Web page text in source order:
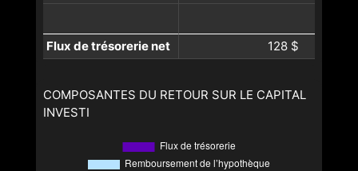
Flux de trésorerie net 128 $
COMPOSANTES DU RETOUR SUR LE CAPITAL
INVESTI